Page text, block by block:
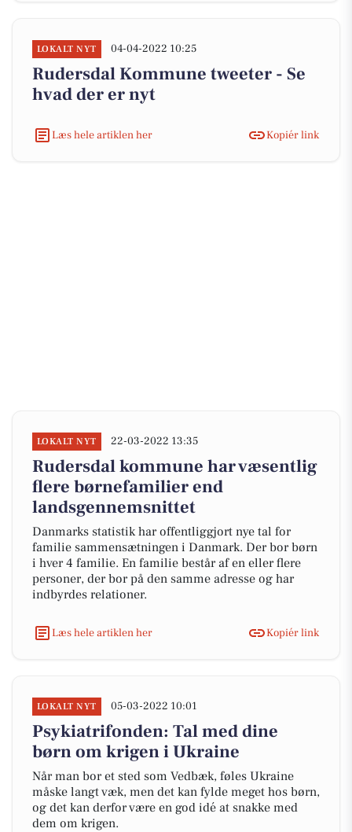
LOKALT NYT 04-04-2022 10:25
Rudersdal Kommune tweeter - Se
hvad der er nyt
Læs hele artiklen her Kopiér link
LOKALT NYT 22-03-2022 13:35
Rudersdal kommune har væsentlig
flere børnefamilier end
landsgennemsnittet
Danmarks statistik har offentliggjort nye tal for
familie sammensætningen i Danmark. Der bor børn
i hver 4 familie. En familie består af en eller flere
personer, der bor på den samme adresse og har
indbyrdes relationer.
Læs hele artiklen her Kopiér link
LOKALT NYT 05-03-2022 10:01
Psykiatrifonden: Tal med dine
børn om krigen i Ukraine
Når man bor et sted som Vedbæk, føles Ukraine
måske langt væk, men det kan fylde meget hos børn,
og det kan derfor være en god idé at snakke med
dem om krigen.